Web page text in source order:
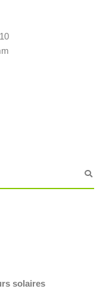
solaires